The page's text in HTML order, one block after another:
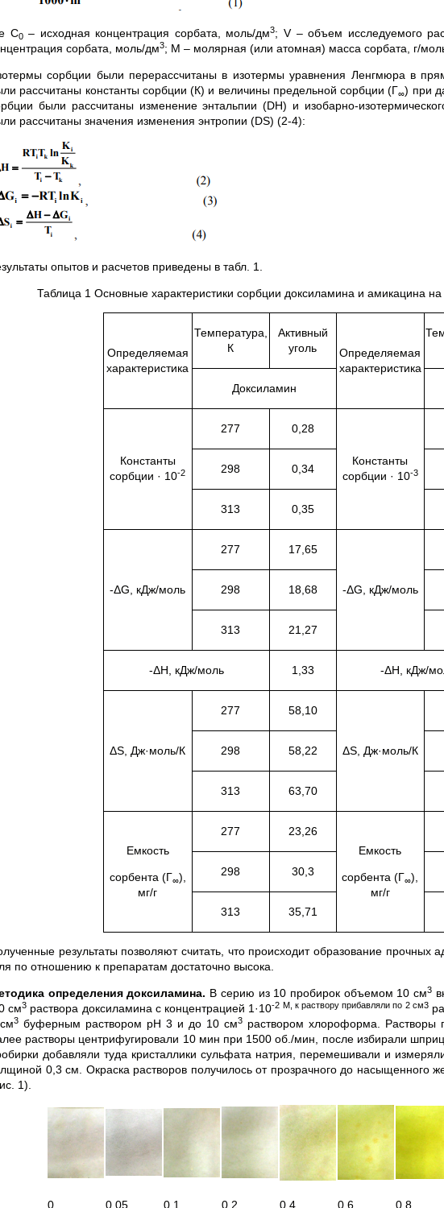
С0– исходная концентрация сорбата, моль/дм3; V – объем исследуемого
сорбата, моль/дм3; M – молярная (или атомная) масса сорбата, г/
сорбции были перерассчитаны в изотермы уравнения Ленгмюра в
рассчитаны константы сорбции (К) и величины предельной сорбции (Г∞) при
были рассчитаны изменение энтальпии (DН) и изобарно-
рассчитаны значения изменения энтропии (DS) (2-4):
опытов и расчетов приведены в табл. 1.
Таблица 1 Основные характеристики сорбции доксиламина и амикацина
Определяемая
характеристика
Температура,
К
Активный
уголь
Определяемая
характеристика
Доксиламин
Константы
сорбции · 10-2
277 0,28
Константы
сорбции · 10-3
298 0,34
313 0,35
-ΔG, кДж/моль
277 17,65
-ΔG, кДж/моль
298 18,68
313 21,27
-ΔH, кДж/моль 1,33 -ΔH, кДж/
ΔS, Дж·моль/К
277 58,10
ΔS, Дж·моль/К
298 58,22
313 63,70
Емкость
сорбента (Г∞),
мг/г
277
23,26
Емкость
сорбента (Г∞),
мг/г
298 30,3
313 35,71
результаты позволяют считать, что происходит образование прочных
по отношению к препаратам достаточно высока.
определения доксиламина. В серию из 10 пробирок объемом 10 см3
см3 раствора доксиламина с концентрацией 1·10-2 М, к раствору прибавляли по 2 см3
3 буферным раствором рН 3 и до 10 см3 раствором хлороформа. Растворы
растворы центрифугировали 10 мин при 1500 об./мин, после избирали
добавляли туда кристаллики сульфата натрия, перемешивали и
0,3 см. Окраска растворов получилось от прозрачного до насыщенного
1).
0 0,05 0,1 0,2 0,4 0.6 0,8